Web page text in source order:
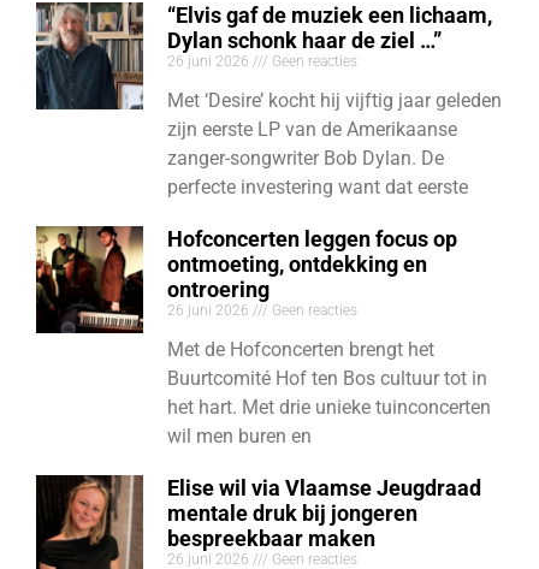
“Elvis gaf de muziek een lichaam,
Dylan schonk haar de ziel …”
26 juni 2026 Geen reacties
Met ‘Desire’ kocht hij vijftig jaar geleden
zijn eerste LP van de Amerikaanse
zanger-songwriter Bob Dylan. De
perfecte investering want dat eerste
Hofconcerten leggen focus op
ontmoeting, ontdekking en
ontroering
26 juni 2026 Geen reacties
Met de Hofconcerten brengt het
Buurtcomité Hof ten Bos cultuur tot in
het hart. Met drie unieke tuinconcerten
wil men buren en
Elise wil via Vlaamse Jeugdraad
mentale druk bij jongeren
bespreekbaar maken
26 juni 2026 Geen reacties